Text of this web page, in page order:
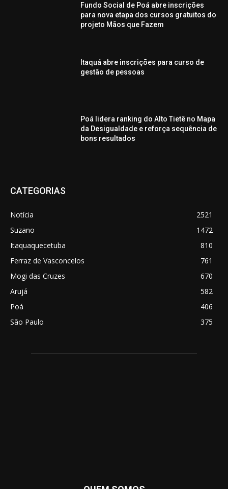
Fundo Social de Poá abre inscrições
para nova etapa dos cursos gratuitos do
projeto Mãos que Fazem
Itaquá abre inscrições para curso de
gestão de pessoas
Poá lidera ranking do Alto Tietê no Mapa
da Desigualdade e reforça sequência de
bons resultados
CATEGORIAS
Notícia
2521
Suzano
1472
Itaquaquecetuba
810
Ferraz de Vasconcelos
761
Mogi das Cruzes
670
Arujá
582
Poá
406
São Paulo
375